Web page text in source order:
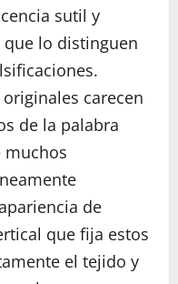
sutil y
lo distinguen
carecen
de la palabra
muchos
de
que fija estos
el tejido y